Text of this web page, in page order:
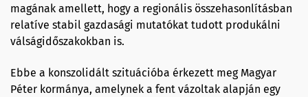
magának amellett, hogy a regionális összehasonlításban
relatíve stabil gazdasági mutatókat tudott produkálni
válságidőszakokban is.
Ebbe a konszolidált szituációba érkezett meg Magyar
Péter kormánya, amelynek a fent vázoltak alapján egy